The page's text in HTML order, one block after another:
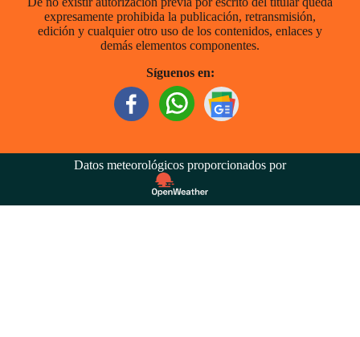
expresamente prohibida la publicación, retransmisión,
edición y cualquier otro uso de los contenidos, enlaces y
demás elementos componentes.
Síguenos en:
Datos meteorológicos proporcionados por